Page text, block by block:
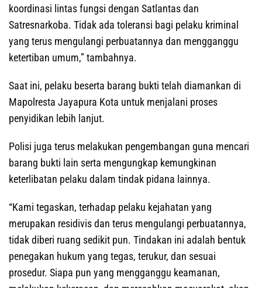
koordinasi lintas fungsi dengan Satlantas dan
Satresnarkoba. Tidak ada toleransi bagi pelaku kriminal
yang terus mengulangi perbuatannya dan mengganggu
ketertiban umum,” tambahnya.
‎‎Saat ini, pelaku beserta barang bukti telah diamankan di
Mapolresta Jayapura Kota untuk menjalani proses
penyidikan lebih lanjut.
Polisi juga terus melakukan pengembangan guna mencari
barang bukti lain serta mengungkap kemungkinan
keterlibatan pelaku dalam tindak pidana lainnya.
‎‎“Kami tegaskan, terhadap pelaku kejahatan yang
merupakan residivis dan terus mengulangi perbuatannya,
tidak diberi ruang sedikit pun. Tindakan ini adalah bentuk
penegakan hukum yang tegas, terukur, dan sesuai
prosedur. Siapa pun yang mengganggu keamanan,